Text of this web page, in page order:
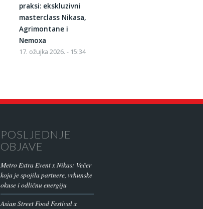
praksi: ekskluzivni
masterclass Nikasa,
Agrimontane i
Nemoxa
17. ožujka 2026. - 15:34
POSLJEDNJE
OBJAVE
Metro Extra Event x Nikas: Večer
koja je spojila partnere, vrhunske
okuse i odličnu energiju
Asian Street Food Festival x